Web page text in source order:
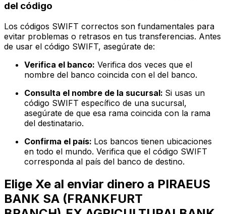
del código
Los códigos SWIFT correctos son fundamentales para
evitar problemas o retrasos en tus transferencias. Antes
de usar el código SWIFT, asegúrate de:
Verifica el banco: Verifica dos veces que el
nombre del banco coincida con el del banco.
Consulta el nombre de la sucursal: Si usas un
código SWIFT específico de una sucursal,
asegúrate de que esa rama coincida con la rama
del destinatario.
Confirma el país: Los bancos tienen ubicaciones
en todo el mundo. Verifica que el código SWIFT
corresponda al país del banco de destino.
Elige Xe al enviar dinero a PIRAEUS
BANK SA (FRANKFURT